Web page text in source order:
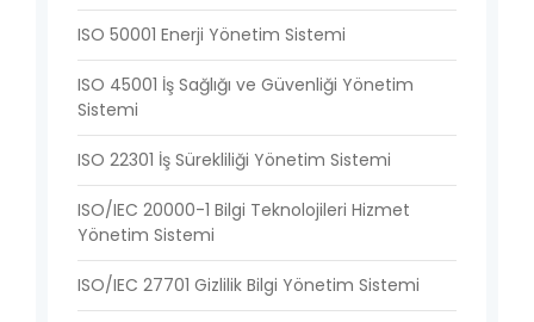
ISO 50001 Enerji Yönetim Sistemi
ISO 45001 İş Sağlığı ve Güvenliği Yönetim
Sistemi
ISO 22301 İş Sürekliliği Yönetim Sistemi
ISO/IEC 20000-1 Bilgi Teknolojileri Hizmet
Yönetim Sistemi
ISO/IEC 27701 Gizlilik Bilgi Yönetim Sistemi